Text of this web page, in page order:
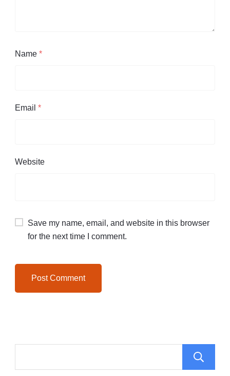
Name *
Email *
Website
Save my name, email, and website in this browser
for the next time I comment.